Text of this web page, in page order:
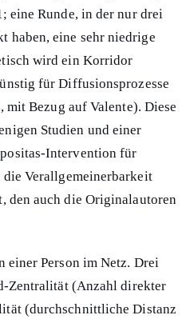
eine Runde, in der nur drei
haben, eine sehr niedrige
wird ein Korridor
für Diffusionsprozesse
Bezug auf Valente). Diese
Studien und einer
Intervention für
Verallgemeinerbarkeit
den auch die Originalautoren
einer Person im Netz. Drei
Zentralität (Anzahl direkter
(durchschnittliche Distanz